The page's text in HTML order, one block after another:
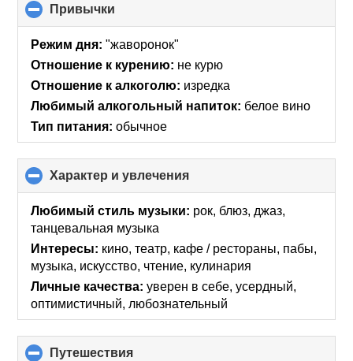
Привычки
to
collapse
Режим дня: "жаворонок"
Отношение к курению: не курю
Отношение к алкоголю: изредка
Любимый алкогольный напиток: белое вино
Тип питания: обычное
Характер и увлечения
to
collapse
Любимый стиль музыки: рок, блюз, джаз,
танцевальная музыка
Интересы: кино, театр, кафе / рестораны, пабы,
музыка, искусcтво, чтение, кулинария
Личные качества: уверен в себе, усердный,
оптимистичный, любознательный
Путешествия